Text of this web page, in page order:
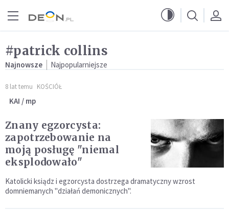
#patrick collins
Najnowsze Najpopularniejsze
8 lat temu KOŚCIÓŁ
KAI / mp
Znany egzorcysta:
zapotrzebowanie na
moją posługę "niemal
eksplodowało"
Katolicki ksiądz i egzorcysta dostrzega dramatyczny wzrost
domniemanych "działań demonicznych".